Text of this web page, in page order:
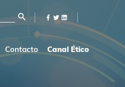
Contacto Canal Ético